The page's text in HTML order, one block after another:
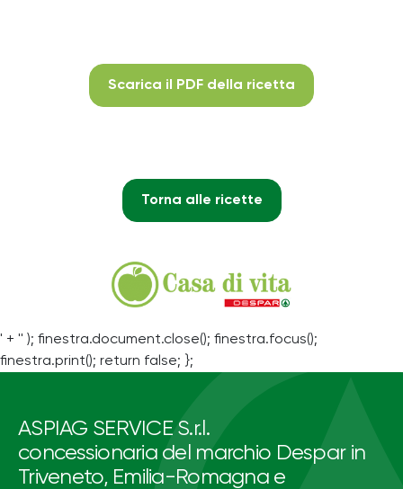
Scarica il PDF della ricetta
Torna alle ricette
' + '' ); finestra.document.close(); finestra.focus();
finestra.print(); return false; };
ASPIAG SERVICE S.r.l.
concessionaria del marchio Despar in
Triveneto, Emilia-Romagna e